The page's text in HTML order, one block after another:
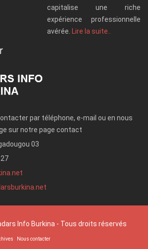
capitalise une riche
expérience professionnelle
avérée. Lire la suite..
par téléphone, e-mail ou en nous
sur notre page contact
03
Info Burkina - Tous droits réservés
Nous contacter